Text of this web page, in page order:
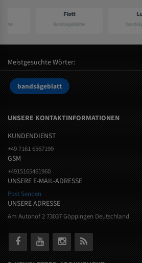
Bandsägeblätter Bandsägeblätter
Meistgesuchte Wörter:
bandsägeblatt
UNSERE KONTAKTINFORMATIONEN
KUNDENDIENST
+49 7161 6567199
GSM
+4915165461960
UNSERE E-MAIL-ADRESSE
Post Senden
UNSERE ADRESSE
Am Autohof 2 73037 Göppingen Deutschland